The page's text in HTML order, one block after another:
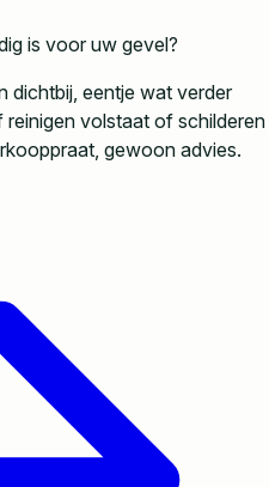
is voor uw gevel?
eentje wat verder
volstaat of schilderen
gewoon advies.